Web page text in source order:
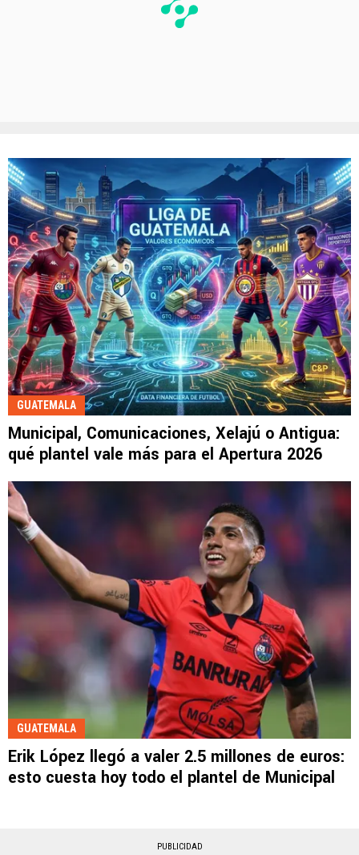
GUATEMALA
⁠Municipal, Comunicaciones, Xelajú o Antigua:
qué plantel vale más para el Apertura 2026
GUATEMALA
Erik López llegó a valer 2.5 millones de euros:
esto cuesta hoy todo el plantel de Municipal
PUBLICIDAD